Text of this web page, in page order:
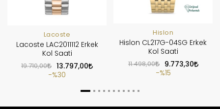
Lacoste
Lacoste LAC2011112 Erkek
Kol Saati
19.710,00
13.797,00
%30
Hislon
Hislon CL217G-04SG Erkek
Kol Saati
11.498,00
9.773,30
%15